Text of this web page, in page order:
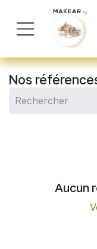
Se rendre au contenu
Nos
Aucun